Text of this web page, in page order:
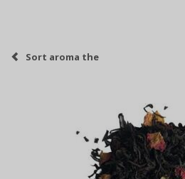
Sort aroma the